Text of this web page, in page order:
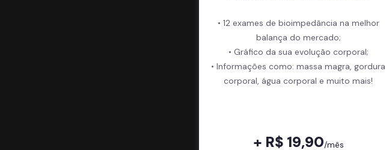
• 12 exames de bioimpedância na melhor
balança do mercado;
• Gráfico da sua evolução corporal;
• Informações como: massa magra, gordura
corporal, água corporal e muito mais!
+ R$ 19,90/mês